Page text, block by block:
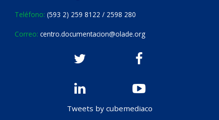
Teléfono: (593 2) 259 8122 / 2598 280
Correo: centro.documentacion@olade.org
Tweets by cubemediaco